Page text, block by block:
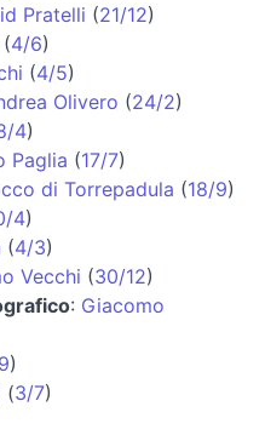
Pratelli (21/12)
(4/6)
(4/5)
Olivero (24/2)
4)
Paglia (17/7)
di Torrepadula (18/9)
4)
(4/3)
Vecchi (30/12)
: Giacomo
)
(3/7)